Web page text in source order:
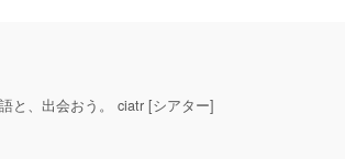
と、出会おう。 ciatr [シアター]